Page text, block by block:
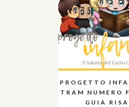
PROGETTO
TRAM NUMERO
GUIA